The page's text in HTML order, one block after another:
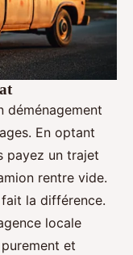
déménagement
En optant
payez un trajet
rentre vide.
fait la différence.
locale
et